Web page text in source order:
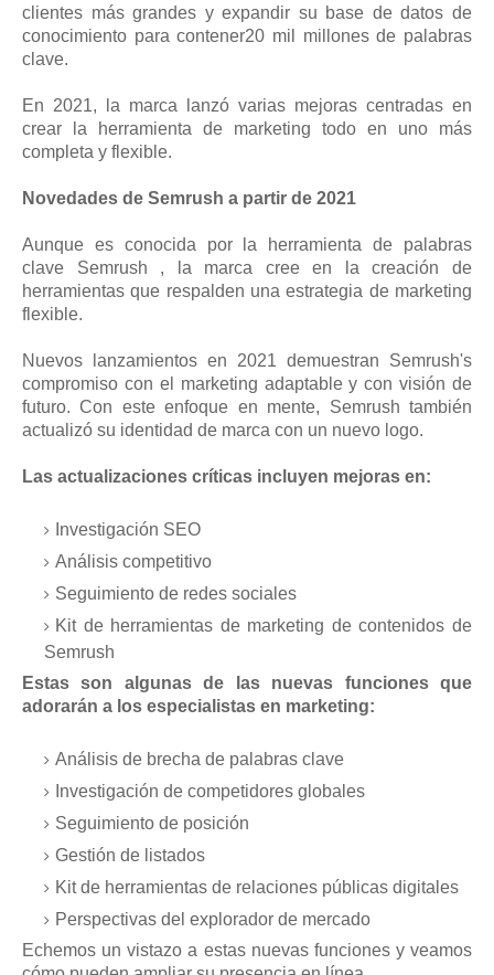
clientes más grandes y expandir su base de datos de
conocimiento para contener20 mil millones de palabras
clave.
En 2021, la marca lanzó varias mejoras centradas en
crear la herramienta de marketing todo en uno más
completa y flexible.
Novedades de Semrush a partir de 2021
Aunque es conocida por la herramienta de palabras
clave Semrush , la marca cree en la creación de
herramientas que respalden una estrategia de marketing
flexible.
Nuevos lanzamientos en 2021 demuestran Semrush's
compromiso con el marketing adaptable y con visión de
futuro. Con este enfoque en mente, Semrush también
actualizó su identidad de marca con un nuevo logo.
Las actualizaciones críticas incluyen mejoras en:
Investigación SEO
Análisis competitivo
Seguimiento de redes sociales
Kit de herramientas de marketing de contenidos de
Semrush
Estas son algunas de las nuevas funciones que
adorarán a los especialistas en marketing:
Análisis de brecha de palabras clave
Investigación de competidores globales
Seguimiento de posición
Gestión de listados
Kit de herramientas de relaciones públicas digitales
Perspectivas del explorador de mercado
Echemos un vistazo a estas nuevas funciones y veamos